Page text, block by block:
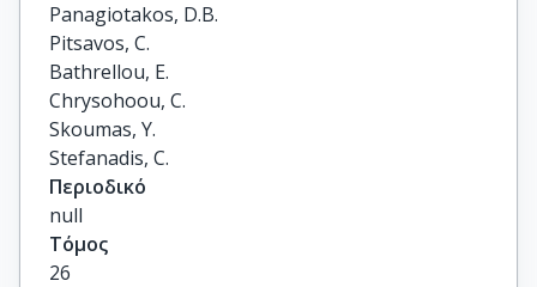
Panagiotakos, D.B.
Pitsavos, C.
Bathrellou, E.
Chrysohoou, C.
Skoumas, Y.
Stefanadis, C.
Περιοδικό
null
Τόμος
26